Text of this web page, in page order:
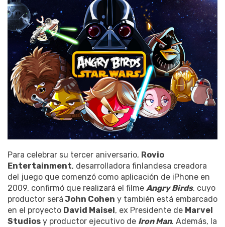
Para celebrar su tercer aniversario, Rovio
Entertainment, desarrolladora finlandesa creadora
del juego que comenzó como aplicación de iPhone en
2009, confirmó que realizará el filme Angry Birds, cuyo
productor será John Cohen y también está embarcado
en el proyecto David Maisel, ex Presidente de Marvel
Studios y productor ejecutivo de Iron Man. Además, la